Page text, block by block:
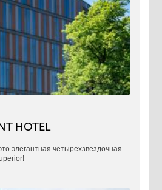
HOTEL
элегантная четырехзвездочная